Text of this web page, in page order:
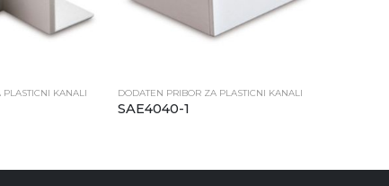
KANALI DODATEN PRIBOR ZA PLASTICNI KANALI
SAE4040-1